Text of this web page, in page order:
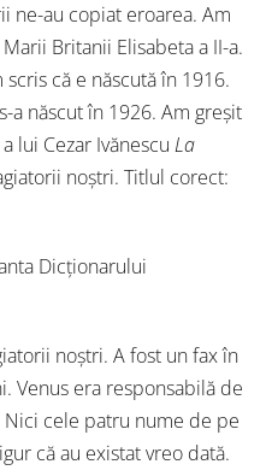
ne-au copiat eroarea. Am
Britanii Elisabeta a II-a.
că e născută în 1916.
a născut în 1926. Am greșit
lui Cezar Ivănescu La
noștri. Titlul corect:
Dicționarului
noștri. A fost un fax în
Venus era responsabilă de
Nici cele patru nume de pe
că au existat vreo dată.